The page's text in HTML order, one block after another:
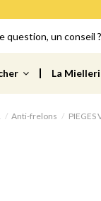
question, un conseil ?
La
Anti-frelons PIEGES